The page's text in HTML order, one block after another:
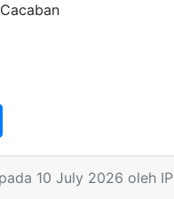
10 July 2026 oleh IP